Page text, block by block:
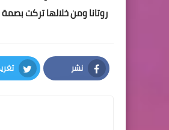
روتانا ومن خلالها تركت
نشر
Facebook